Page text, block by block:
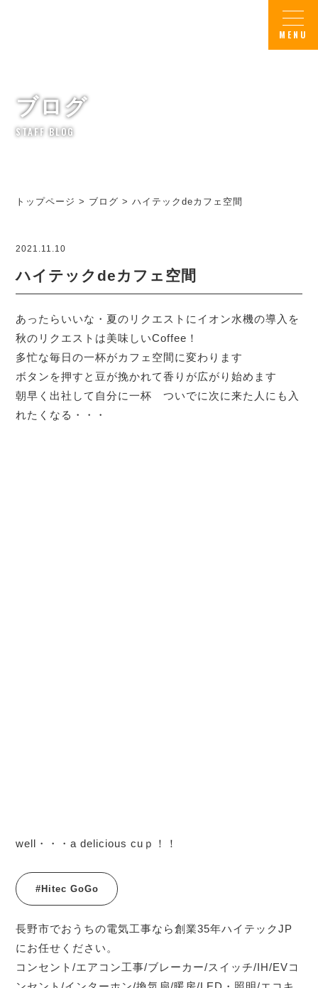
ブログ
STAFF BLOG
トップページ > ブログ >ハイテックdeカフェ空間
2021.11.10
ハイテックdeカフェ空間
あったらいいな・夏のリクエストにイオン水機の導入を
秋のリクエストは美味しいCoffee！
多忙な毎日の一杯がカフェ空間に変わります
ボタンを押すと豆が挽かれて香りが広がり始めます
朝早く出社して自分に一杯 ついでに次に来た人にも入
れたくなる・・・
well・・・a delicious cuｐ！！
#Hitec GoGo
長野市でおうちの電気工事なら創業35年ハイテックJP
にお任せください。
コンセント/エアコン工事/ブレーカー/スイッチ/IH/EVコ